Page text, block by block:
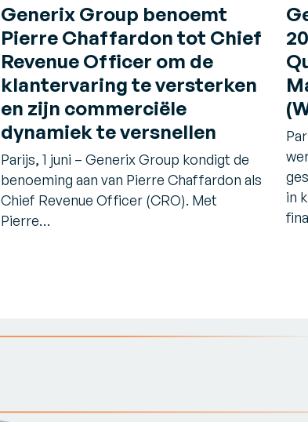
Generix Group benoemt
Pierre Chaffardon tot Chief
Revenue Officer om de
klantervaring te versterken
en zijn commerciële
dynamiek te versnellen
Parijs, 1 juni – Generix Group kondigt de
benoeming aan van Pierre Chaffardon als
Chief Revenue Officer (CRO). Met
Pierre…
in